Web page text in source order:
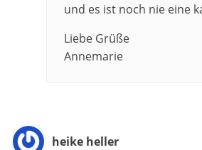
und es ist noch nie eine
Liebe Grüße
Annemarie
heike heller